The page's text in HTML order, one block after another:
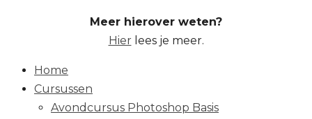
Meer hierover weten?
Hier lees je meer.
Home
Cursussen
Avondcursus Photoshop Basis